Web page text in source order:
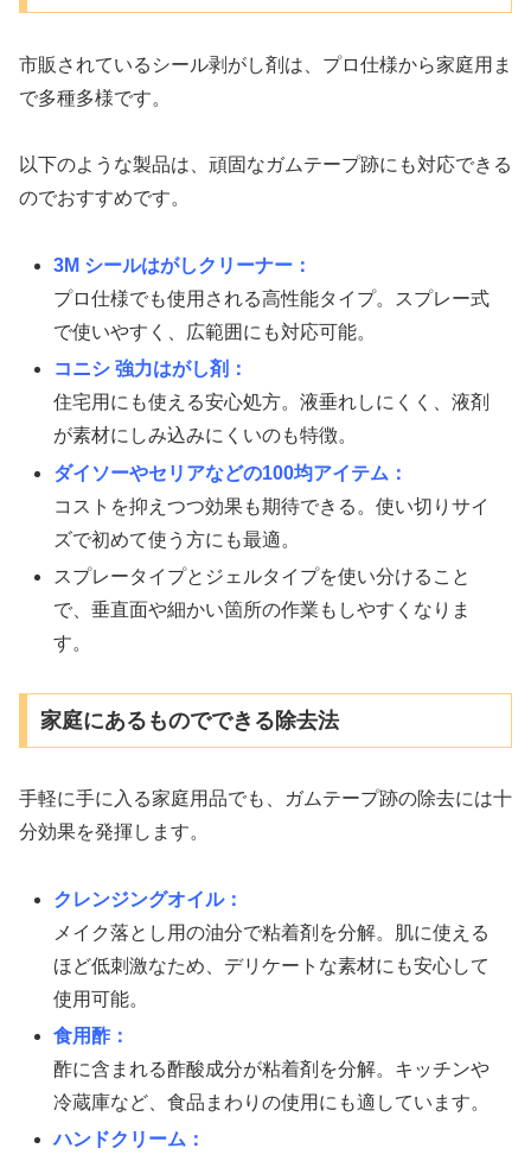
市販されているシール剥がし剤は、プロ仕様から家庭用ま
で多種多様です。
以下のような製品は、頑固なガムテープ跡にも対応できる
のでおすすめです。
3M シールはがしクリーナー：
プロ仕様でも使用される高性能タイプ。スプレー式
で使いやすく、広範囲にも対応可能。
コニシ 強力はがし剤：
住宅用にも使える安心処方。液垂れしにくく、液剤
が素材にしみ込みにくいのも特徴。
ダイソーやセリアなどの100均アイテム：
コストを抑えつつ効果も期待できる。使い切りサイ
ズで初めて使う方にも最適。
スプレータイプとジェルタイプを使い分けること
で、垂直面や細かい箇所の作業もしやすくなりま
す。
家庭にあるものでできる除去法
手軽に手に入る家庭用品でも、ガムテープ跡の除去には十
分効果を発揮します。
クレンジングオイル：
メイク落とし用の油分で粘着剤を分解。肌に使える
ほど低刺激なため、デリケートな素材にも安心して
使用可能。
食用酢：
酢に含まれる酢酸成分が粘着剤を分解。キッチンや
冷蔵庫など、食品まわりの使用にも適しています。
ハンドクリーム：